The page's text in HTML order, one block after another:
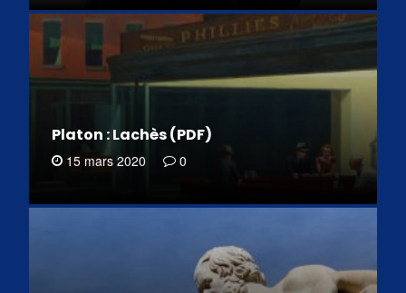
Platon : Lachès (PDF)
15 mars 2020 0